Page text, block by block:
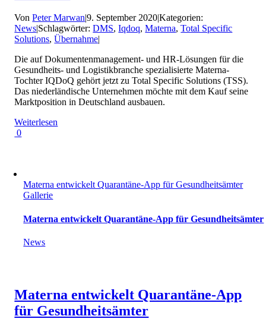
VonPeter Marwan|9. September 2020|Kategorien:
News|Schlagwörter:DMS,Iqdoq,Materna,Total Specific
Solutions,Übernahme|
Die auf Dokumentenmanagement- und HR-Lösungen für die
Gesundheits- und Logistikbranche spezialisierte Materna-
Tochter IQDoQ gehört jetzt zu Total Specific Solutions (TSS).
Das niederländische Unternehmen möchte mit dem Kauf seine
Marktposition in Deutschland ausbauen.
Weiterlesen
0
Materna entwickelt Quarantäne-App für Gesundheitsämter
Gallerie
Materna entwickelt Quarantäne-App für Gesundheitsämter
News
Materna entwickelt Quarantäne-App
für Gesundheitsämter